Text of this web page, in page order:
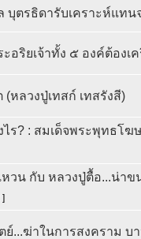
ตรธิดารับเคราะห์แทน
อริยเจ้าทั้ง ๕ องค์ต้องเ
หลวงปู่เทสก์ เทสรังสี)
ร? : สมเด็จพระพุทธโฆ
วน กับ หลวงปู่ตื้อ...น่าข
]
ย์...ฆ่าในการสงคราม บ